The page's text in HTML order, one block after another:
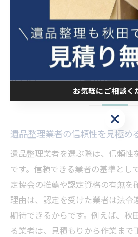
った業者を選びましょう。信頼で
の遺品整理につながります。
信頼できる遺品整理
るポイント
遺品整理業者の信頼性を見極め
遺品整理業者を選ぶ際は、信頼性
です。信頼できる業者の基準とし
定協会の推薦や認定資格の有無を
理由は、認定を受けた業者は法令
期待できるからです。例えば、秋
る業者は、見積もりから作業まで
お気軽にご相談く
お気軽にご相談く